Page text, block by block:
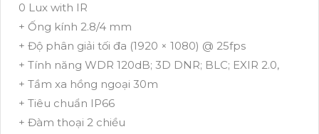
0 Lux with IR
+ Ống kính 2.8/4 mm
+ Độ phân giải tối đa (1920 × 1080) @ 25fps
+ Tính năng WDR 120dB; 3D DNR; BLC; EXIR 2.0,
+ Tầm xa hồng ngoại 30m
+ Tiêu chuẩn IP66
+ Đàm thoại 2 chiều